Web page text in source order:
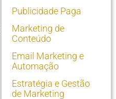
Publicidade Paga
Marketing de
Conteúdo
Email Marketing e
Automação
Estratégia e Gestão
de Marketing